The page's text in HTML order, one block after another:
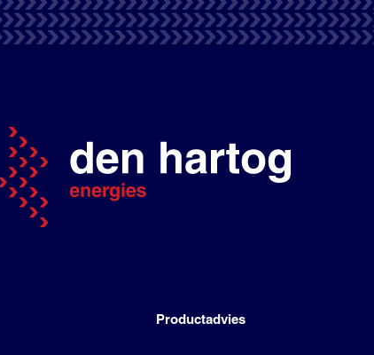
Productadvies